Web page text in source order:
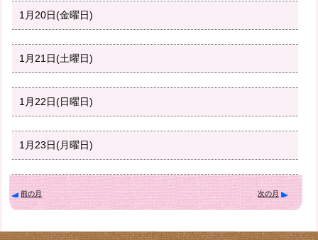
1月20日(金曜日)
1月21日(土曜日)
1月22日(日曜日)
1月23日(月曜日)
前の月 次の月